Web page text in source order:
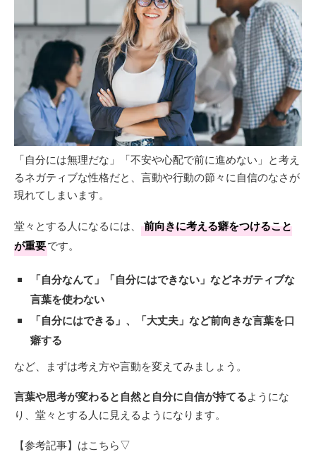
「自分には無理だな」「不安や心配で前に進めない」と考え
るネガティブな性格だと、言動や行動の節々に自信のなさが
現れてしまいます。
堂々とする人になるには、
前向きに考える癖をつけること
が重要です。
「自分なんて」「自分にはできない」などネガティブな
言葉を使わない
「自分にはできる」、「大丈夫」など前向きな言葉を口
癖する
など、まずは考え方や言動を変えてみましょう。
言葉や思考が変わると自然と自分に自信が持てるようにな
り、堂々とする人に見えるようになります。
【参考記事】はこちら▽